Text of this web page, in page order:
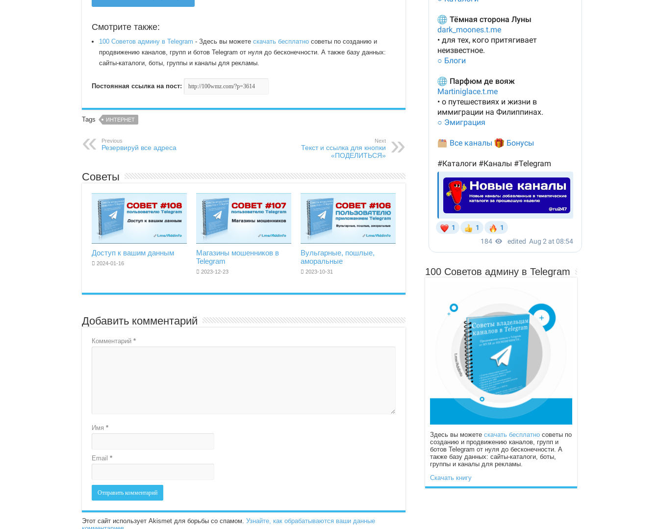
Смотрите также:
100 Советов админу в Telegram - Здесь вы можете скачать бесплатно советы по созданию и
продвижению каналов, групп и ботов Telegram от нуля до бесконечности. А также базу данных:
сайты-каталоги, боты, группы и каналы для рекламы.
Постоянная ссылка на пост:
Tags ИНТЕРНЕТ
Previous
Резервируй все адреса
Next
Текст и ссылка для кнопки
«ПОДЕЛИТЬСЯ»
Советы
Доступ к вашим данным
2024-01-16
Магазины мошенников в
Telegram
2023-12-23
Вульгарные, пошлые,
аморальные
2023-10-31
Добавить комментарий
Комментарий *
Имя *
Email *
Этот сайт использует Akismet для борьбы со спамом. Узнайте, как обрабатываются ваши данные
100 Советов админу в Telegram
Здесь вы можете скачать бесплатно советы по
созданию и продвижению каналов, групп и
ботов Telegram от нуля до бесконечности. А
также базу данных: сайты-каталоги, боты,
группы и каналы для рекламы.
Скачать книгу